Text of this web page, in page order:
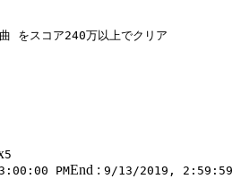
曲 をスコア240万以上でクリア
5
PMEnd : 9/13/2019, 2:59:59